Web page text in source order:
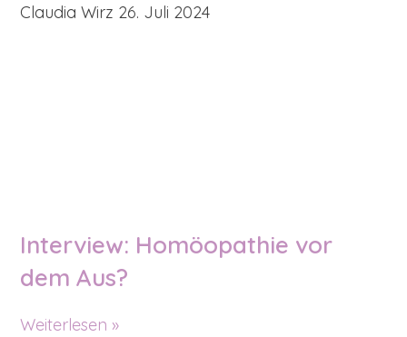
Claudia Wirz 26. Juli 2024
Interview: Homöopathie vor
dem Aus?
Weiterlesen »